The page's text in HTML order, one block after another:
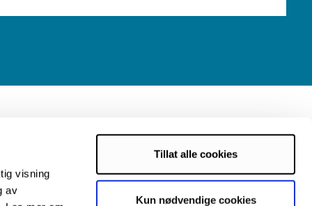
visning
av
Tillat alle cookies
Kun nødvendige cookies